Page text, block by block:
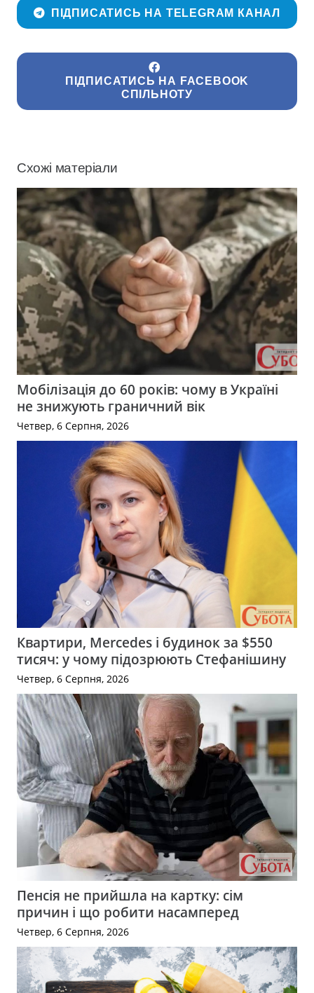
ПІДПИСАТИСЬ НА TELEGRAM КАНАЛ
ПІДПИСАТИСЬ НА FACEBOOK
СПІЛЬНОТУ
Схожі матеріали
Мобілізація до 60 років: чому в Україні
не знижують граничний вік
Четвер, 6 Серпня, 2026
Квартири, Mercedes і будинок за $550
тисяч: у чому підозрюють Стефанішину
Четвер, 6 Серпня, 2026
Пенсія не прийшла на картку: сім
причин і що робити насамперед
Четвер, 6 Серпня, 2026